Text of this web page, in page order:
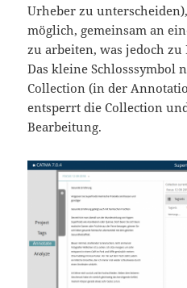
Urheber zu
möglich, gemeinsam an
zu arbeiten, was jedoch
Das kleine Schlosssymbol
Collection (in der
entsperrt die Collection
Bearbeitung.